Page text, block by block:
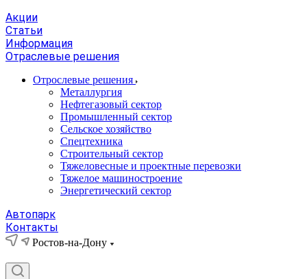
Акции
Статьи
Информация
Отраслевые решения
Отрослевые решения
Металлургия
Нефтегазовый сектор
Промышленный сектор
Сельское хозяйство
Спецтехника
Строительный сектор
Тяжеловесные и проектные перевозки
Тяжелое машиностроение
Энергетический сектор
Автопарк
Контакты
Ростов-на-Дону